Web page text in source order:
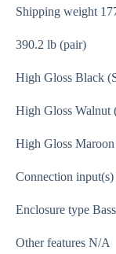
Shipping weight
390.2 lb (pair)
High Gloss Black
High Gloss Walnut
High Gloss
Connection
Enclosure type
Other features N/A